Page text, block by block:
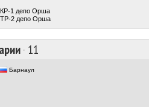
1 депо Орша
2 депо Орша
· 11
Барнаул